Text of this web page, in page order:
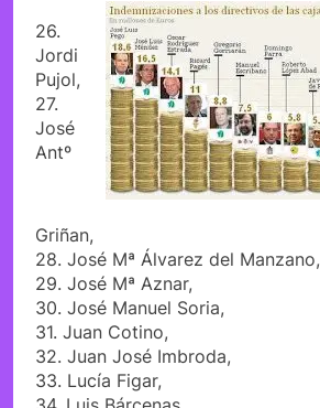
26.
Jordi
Pujol,
27.
José
Antº
Griñan,
28. José Mª Álvarez del Manzano,
29. José Mª Aznar,
30. José Manuel Soria,
31. Juan Cotino,
32. Juan José Imbroda,
33. Lucía Figar,